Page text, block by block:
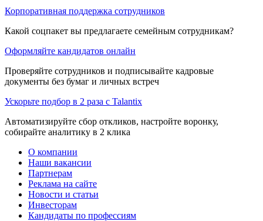
Корпоративная поддержка сотрудников
Какой соцпакет вы предлагаете семейным сотрудникам?
Оформляйте кандидатов онлайн
Проверяйте сотрудников и подписывайте кадровые
документы без бумаг и личных встреч
Ускорьте подбор в 2 раза с Talantix
Автоматизируйте сбор откликов, настройте воронку,
собирайте аналитику в 2 клика
О компании
Наши вакансии
Партнерам
Реклама на сайте
Новости и статьи
Инвесторам
Кандидаты по профессиям